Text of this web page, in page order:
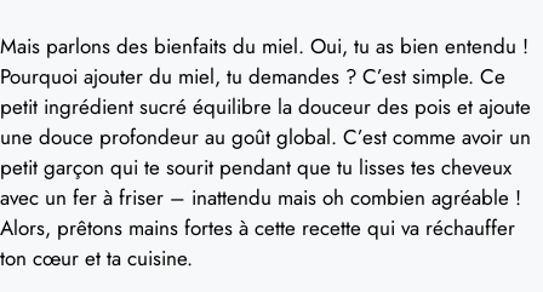
Mais parlons des bienfaits du miel. Oui, tu as bien entendu !
Pourquoi ajouter du miel, tu demandes ? C’est simple. Ce
petit ingrédient sucré équilibre la douceur des pois et ajoute
une douce profondeur au goût global. C’est comme avoir un
petit garçon qui te sourit pendant que tu lisses tes cheveux
avec un fer à friser – inattendu mais oh combien agréable !
Alors, prêtons mains fortes à cette recette qui va réchauffer
ton cœur et ta cuisine.